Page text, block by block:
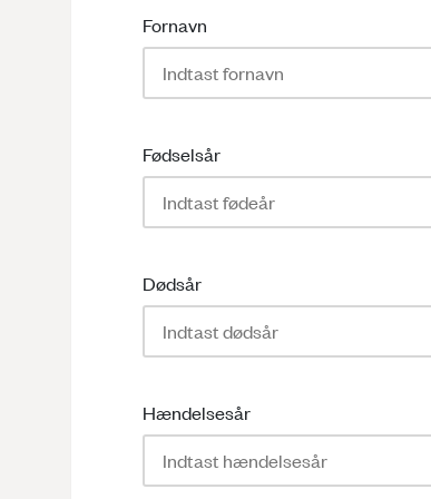
Fornavn
Fødselsår
Dødsår
Hændelsesår